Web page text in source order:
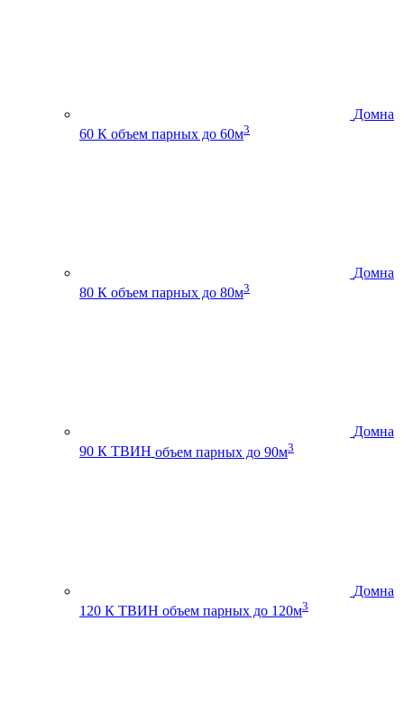
Домна
60 К объем парных до 60м3
Домна
80 К объем парных до 80м3
Домна
90 К ТВИН объем парных до 90м3
Домна
120 К ТВИН объем парных до 120м3